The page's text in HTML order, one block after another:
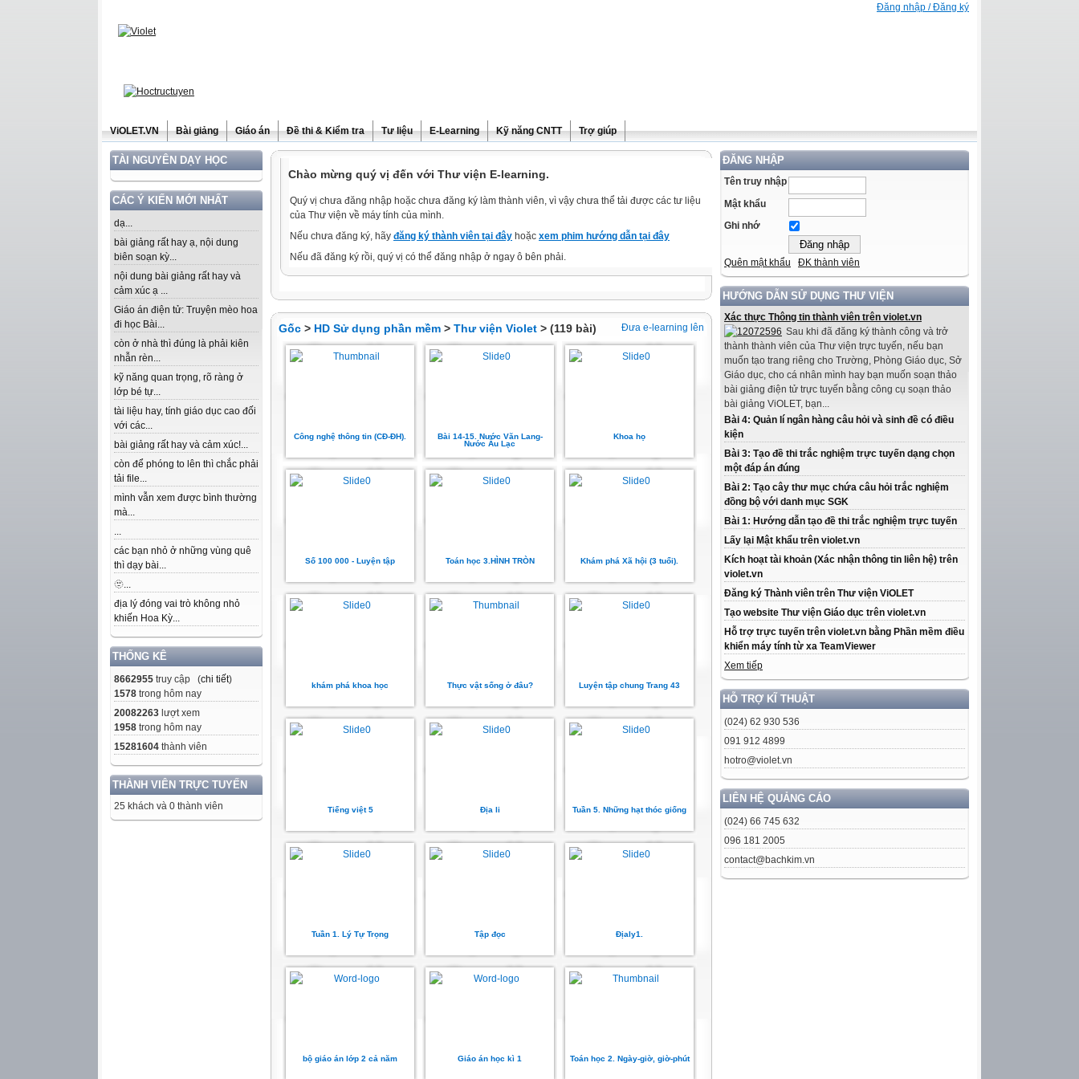
Đăng nhập / Đăng ký
ViOLET.VN Bài giảng Giáo án Đề thi & Kiểm tra Tư liệu E-Learning Kỹ năng CNTT Trợ giúp
TÀI NGUYÊN DẠY HỌC
CÁC Ý KIẾN MỚI NHẤT
dạ...
bài giảng rất hay ạ, nội dung
biên soạn kỳ...
nội dung bài giảng rất hay và
cảm xúc ạ ...
Giáo án điện tử: Truyện mèo hoa
đi học Bài...
còn ở nhà thì đúng là phải kiên
nhẫn rèn...
kỹ năng quan trọng, rõ ràng ở
lớp bé tự...
tài liệu hay, tính giáo dục cao đối
với các...
bài giảng rất hay và cảm xúc!...
còn để phóng to lên thì chắc phải
tải file...
mình vẫn xem được bình thường
mà...
...
các bạn nhỏ ở những vùng quê
thì dạy bài...
🫥...
địa lý đóng vai trò không nhỏ
khiến Hoa Kỳ...
THỐNG KÊ
8662955 truy cập (chi tiết)
1578 trong hôm nay
20082263 lượt xem
1958 trong hôm nay
15281604 thành viên
THÀNH VIÊN TRỰC TUYẾN
25 khách và 0 thành viên
ĐĂNG NHẬP
Tên truy nhập
Mật khẩu
Ghi nhớ
Quên mật khẩu ĐK thành viên
HƯỚNG DẪN SỬ DỤNG THƯ VIỆN
Xác thực Thông tin thành viên trên violet.vn
Sau khi đã đăng ký thành công và trở
thành thành viên của Thư viện trực tuyến, nếu bạn
muốn tạo trang riêng cho Trường, Phòng Giáo dục, Sở
Giáo dục, cho cá nhân mình hay bạn muốn soạn thảo
bài giảng điện tử trực tuyến bằng công cụ soạn thảo
bài giảng ViOLET, bạn...
Bài 4: Quản lí ngân hàng câu hỏi và sinh đề có điều
kiện
Bài 3: Tạo đề thi trắc nghiệm trực tuyến dạng chọn
một đáp án đúng
Bài 2: Tạo cây thư mục chứa câu hỏi trắc nghiệm
đồng bộ với danh mục SGK
Bài 1: Hướng dẫn tạo đề thi trắc nghiệm trực tuyến
Lấy lại Mật khẩu trên violet.vn
Kích hoạt tài khoản (Xác nhận thông tin liên hệ) trên
violet.vn
Đăng ký Thành viên trên Thư viện ViOLET
Tạo website Thư viện Giáo dục trên violet.vn
Hỗ trợ trực tuyến trên violet.vn bằng Phần mềm điều
khiển máy tính từ xa TeamViewer
Xem tiếp
HỖ TRỢ KĨ THUẬT
(024) 62 930 536
091 912 4899
hotro@violet.vn
LIÊN HỆ QUẢNG CÁO
(024) 66 745 632
096 181 2005
contact@bachkim.vn
Chào mừng quý vị đến với Thư viện E-learning.
Quý vị chưa đăng nhập hoặc chưa đăng ký làm thành viên, vì vậy chưa thể tải được các tư liệu
của Thư viện về máy tính của mình.
Nếu chưa đăng ký, hãy đăng ký thành viên tại đây hoặc xem phim hướng dẫn tại đây
Nếu đã đăng ký rồi, quý vị có thể đăng nhập ở ngay ô bên phải.
Đưa e-learning lên
Gốc > HD Sử dụng phần mềm > Thư viện Violet > (119 bài)
Công nghệ thông tin (CĐ-ĐH).
Bài 14-15. Nước Văn Lang-
Nước Âu Lạc
Khoa họ
Số 100 000 - Luyện tập Toán học 3.HÌNH TRÒN Khám phá Xã hội (3 tuổi).
khám phá khoa học Thực vật sống ở đâu? Luyện tập chung Trang 43
Tiếng việt 5 Địa li Tuần 5. Những hạt thóc giống
Tuần 1. Lý Tự Trọng Tập đọc Địaly1.
bộ giáo án lớp 2 cả năm Giáo án học kì 1 Toán học 2. Ngày-giờ, giờ-phút